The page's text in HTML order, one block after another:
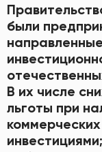
были
В их числе
льготы при